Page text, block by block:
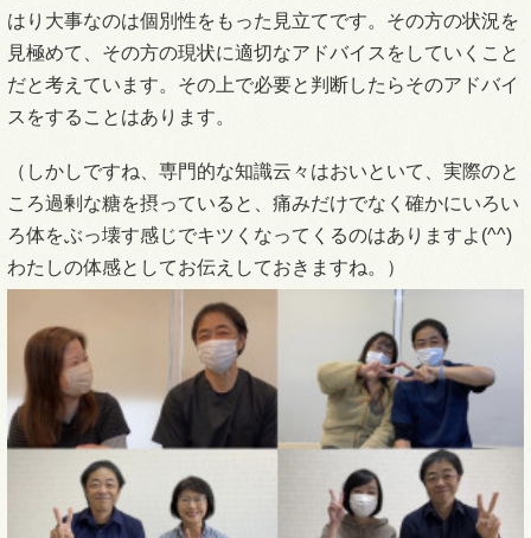
はり大事なのは個別性をもった見立てです。その方の状況を
見極めて、その方の現状に適切なアドバイスをしていくこと
だと考えています。その上で必要と判断したらそのアドバイ
スをすることはあります。
（しかしですね、専門的な知識云々はおいといて、実際のと
ころ過剰な糖を摂っていると、痛みだけでなく確かにいろい
ろ体をぶっ壊す感じでキツくなってくるのはありますよ(^^)
わたしの体感としてお伝えしておきますね。）